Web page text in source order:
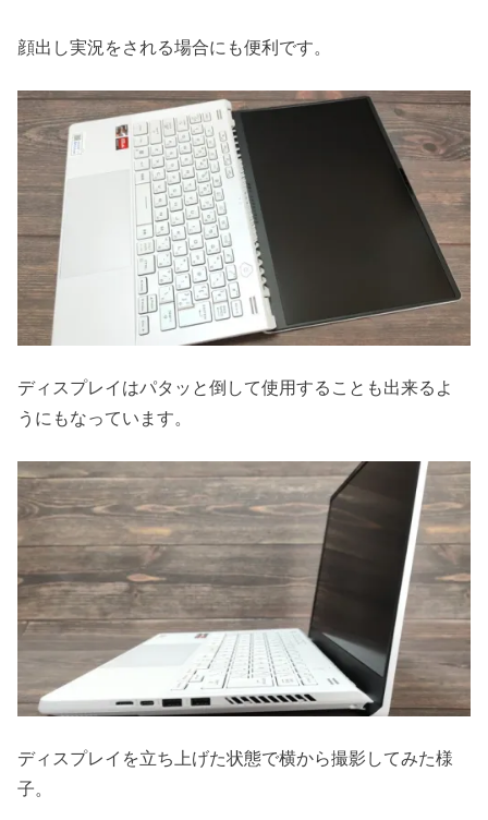
顔出し実況をされる場合にも便利です。
ディスプレイはパタッと倒して使用することも出来るよ
うにもなっています。
ディスプレイを立ち上げた状態で横から撮影してみた様
子。